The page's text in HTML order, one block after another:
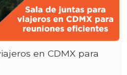
en CDMX para